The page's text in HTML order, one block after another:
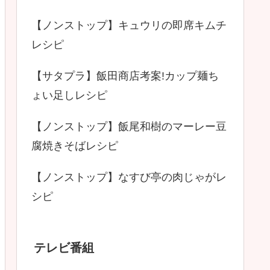
【ノンストップ】キュウリの即席キムチ
レシピ
【サタプラ】飯田商店考案!カップ麺ち
ょい足しレシピ
【ノンストップ】飯尾和樹のマーレー豆
腐焼きそばレシピ
【ノンストップ】なすび亭の肉じゃがレ
シピ
テレビ番組